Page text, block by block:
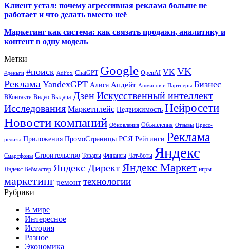
Клиент устал: почему агрессивная реклама больше не
работает и что делать вместо неё
Маркетинг как система: как связать продажи, аналитику и
контент в одну модель
Метки
#деньги #поиск AdFox ChatGPT Google OpenAI VK VK
Реклама YandexGPT Алиса Апдейт Ашманов и Партнеры Бизнес
ВКонтакте Видео Выдача ДзенИскусственный интеллект
Исследования Маркетплейс Недвижимость Нейросети
Новости компаний Обновления Объявления Отзывы Пресс-
релизы Приложения ПромоСтраницы РСЯ Рейтинги Реклама
Смартфоны Строительство Товары Финансы Чат-боты Яндекс
Яндекс.Вебмастер Яндекс ДиректЯндекс Маркет игры
маркетинг ремонт технологии
Рубрики
В мире
Интересное
История
Разное
Экономика